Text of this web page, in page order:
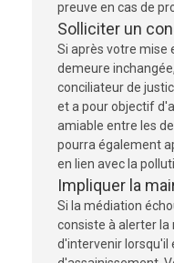
preuve en cas de
Solliciter un
Si après votre mise
demeure
conciliateur de
et a pour objectif
amiable entre les
pourra également
en lien avec la
Impliquer la
Si la médiation
consiste à alerter la
d'intervenir lorsqu'il